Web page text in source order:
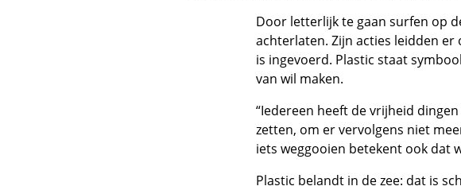
Door letterlijk te gaan surfen op
achterlaten. Zijn acties leidden
is ingevoerd. Plastic staat
van wil maken.
“Iedereen heeft de vrijheid
zetten, om er vervolgens niet
iets weggooien betekent ook dat
Plastic belandt in de zee: dat is